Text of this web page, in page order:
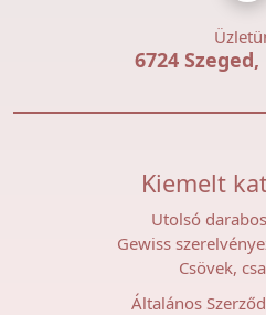
6724
Kiemelt
Utolsó
Gewiss
Csövek,
Általános